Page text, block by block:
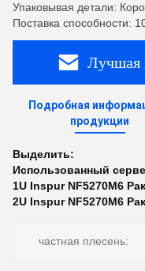
Упаковывая детали:
Поставка способности:
Лучшая
Подробная
продукции
Выделить:
Использованный
1U Inspur NF5270M6
2U Inspur NF5270M6
частная плесень: